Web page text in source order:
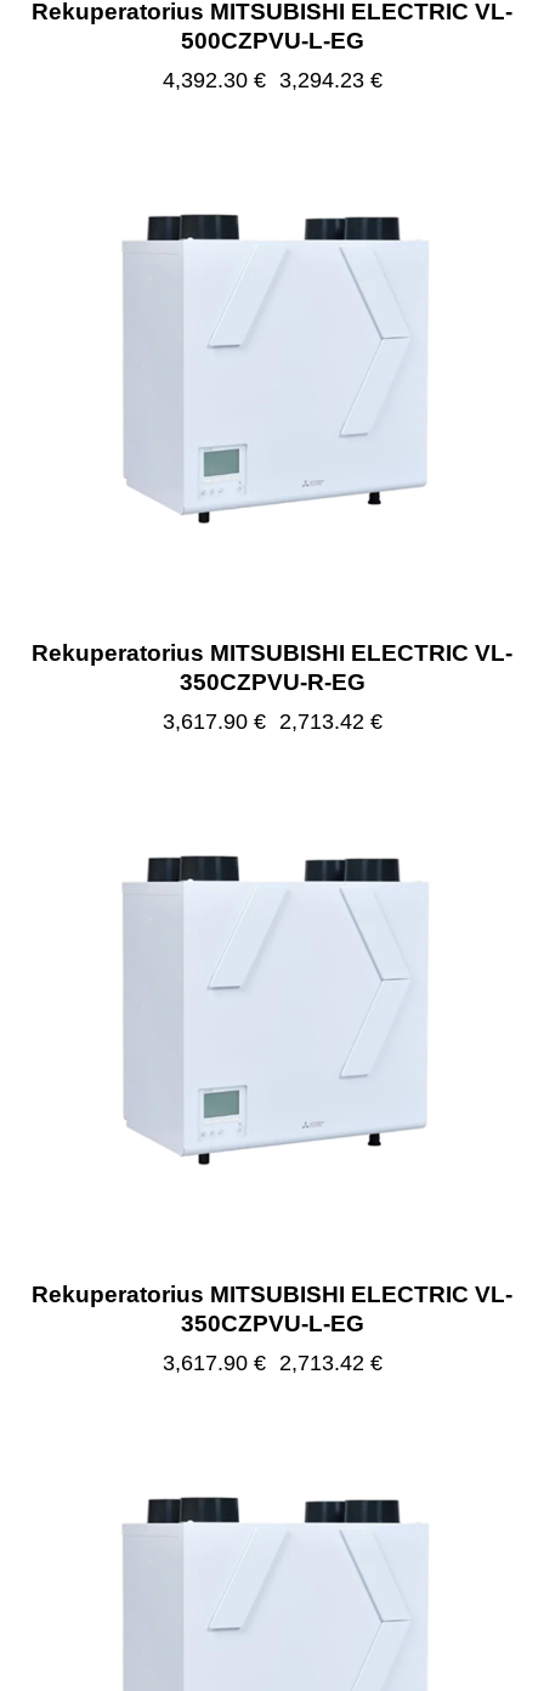
Rekuperatorius MITSUBISHI ELECTRIC VL-
500CZPVU-L-EG
4,392.30 € 3,294.23 €
Rekuperatorius MITSUBISHI ELECTRIC VL-
350CZPVU-R-EG
3,617.90 € 2,713.42 €
Rekuperatorius MITSUBISHI ELECTRIC VL-
350CZPVU-L-EG
3,617.90 € 2,713.42 €